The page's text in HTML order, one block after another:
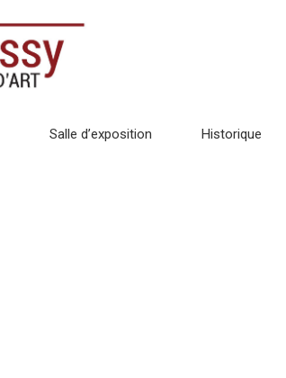
Salle d’exposition Historique